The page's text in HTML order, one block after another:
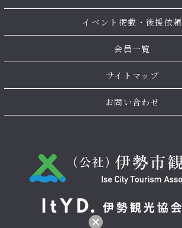
イベント掲載・後援依頼
会員一覧
サイトマップ
お問い合わせ